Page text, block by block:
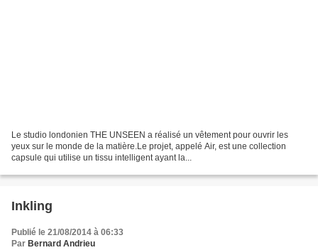
Le studio londonien THE UNSEEN a réalisé un vêtement pour ouvrir les
yeux sur le monde de la matière.Le projet, appelé Air, est une collection
capsule qui utilise un tissu intelligent ayant la...
Inkling
Publié le 21/08/2014 à 06:33
Par Bernard Andrieu